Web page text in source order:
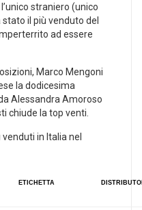
straniero (unico
il più venduto del
ad essere
Marco Mengoni
la dodicesima
Alessandra Amoroso
chiude la top venti.
in Italia nel
ETICHETTA